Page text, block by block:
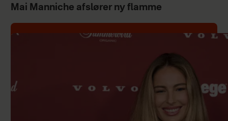
Mai Manniche afslører ny flamme